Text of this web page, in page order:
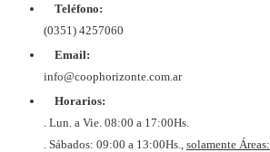
Teléfono:
(0351) 4257060
Email:
info@coophorizonte.com.ar
Horarios:
. Lun. a Vie. 08:00 a 17:00Hs.
. Sábados: 09:00 a 13:00Hs., solamente Áreas: